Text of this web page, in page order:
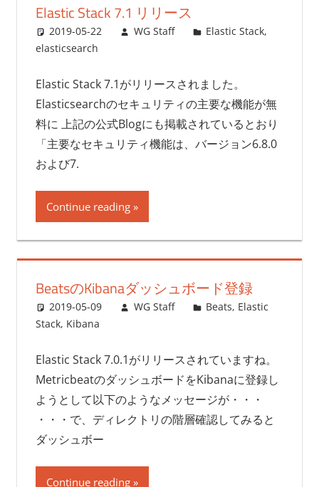
Elastic Stack 7.1 リリース
2019-05-22 WG Staff Elastic Stack,
elasticsearch
Elastic Stack 7.1がリリースされました。
Elasticsearchのセキュリティの主要な機能が無
料に 上記の公式Blogにも掲載されているとおり
「主要なセキュリティ機能は、バージョン6.8.0
および7.
Continue reading
BeatsのKibanaダッシュボード登録
2019-05-09 WG Staff Beats, Elastic
Stack, Kibana
Elastic Stack 7.0.1がリリースされていますね。
MetricbeatのダッシュボードをKibanaに登録し
ようとして以下のようなメッセージが・・・
・・・で、ディレクトリの階層確認してみると
ダッシュボー
Continue reading